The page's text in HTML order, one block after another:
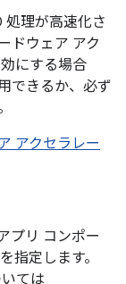
処理が高速化さ
ドウェア アク
にする場合
できるか、必ず
アクセラレー
プリ コンポー
指定します。
ては